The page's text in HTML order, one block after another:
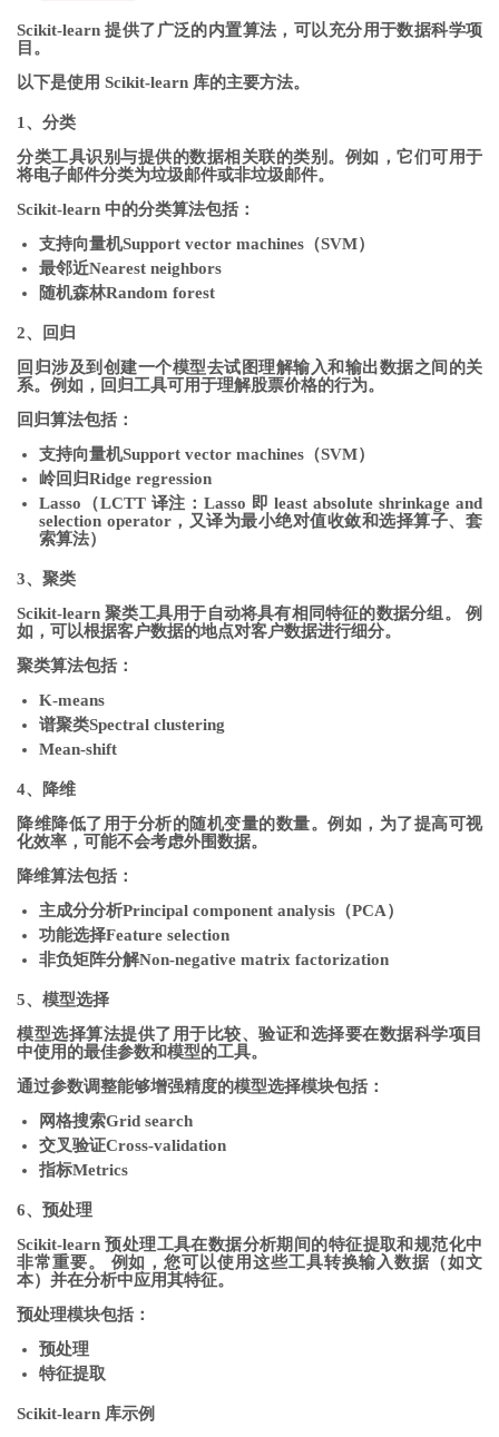
Scikit-learn 提供了广泛的内置算法，可以充分用于数据科学项
目。
以下是使用 Scikit-learn 库的主要方法。
1、分类
分类工具识别与提供的数据相关联的类别。例如，它们可用于
将电子邮件分类为垃圾邮件或非垃圾邮件。
Scikit-learn 中的分类算法包括：
支持向量机Support vector machines（SVM）
最邻近Nearest neighbors
随机森林Random forest
2、回归
回归涉及到创建一个模型去试图理解输入和输出数据之间的关
系。例如，回归工具可用于理解股票价格的行为。
回归算法包括：
支持向量机Support vector machines（SVM）
岭回归Ridge regression
Lasso（LCTT 译注：Lasso 即 least absolute shrinkage and
selection operator，又译为最小绝对值收敛和选择算子、套
索算法）
3、聚类
Scikit-learn 聚类工具用于自动将具有相同特征的数据分组。 例
如，可以根据客户数据的地点对客户数据进行细分。
聚类算法包括：
K-means
谱聚类Spectral clustering
Mean-shift
4、降维
降维降低了用于分析的随机变量的数量。例如，为了提高可视
化效率，可能不会考虑外围数据。
降维算法包括：
主成分分析Principal component analysis（PCA）
功能选择Feature selection
非负矩阵分解Non-negative matrix factorization
5、模型选择
模型选择算法提供了用于比较、验证和选择要在数据科学项目
中使用的最佳参数和模型的工具。
通过参数调整能够增强精度的模型选择模块包括：
网格搜索Grid search
交叉验证Cross-validation
指标Metrics
6、预处理
Scikit-learn 预处理工具在数据分析期间的特征提取和规范化中
非常重要。 例如，您可以使用这些工具转换输入数据（如文
本）并在分析中应用其特征。
预处理模块包括：
预处理
特征提取
Scikit-learn 库示例